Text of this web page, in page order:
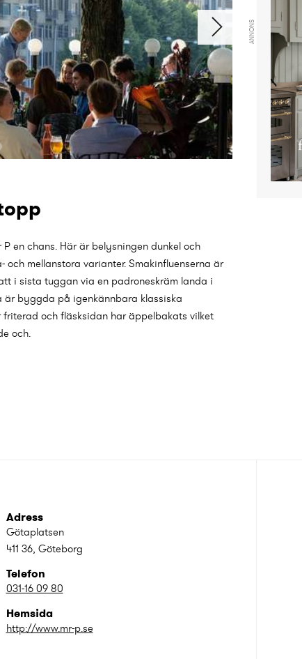
en chans. Här är belysningen dunkel och
mellanstora varianter. Smakinfluenserna är
i sista tuggan via en padroneskräm landa i
är byggda på igenkännbara klassiska
och fläsksidan har äppelbakats vilket
och.
ANNONS
Adress
Götaplatsen
411 36, Göteborg
Telefon
031-16 09 80
Hemsida
http://www.mr-p.se